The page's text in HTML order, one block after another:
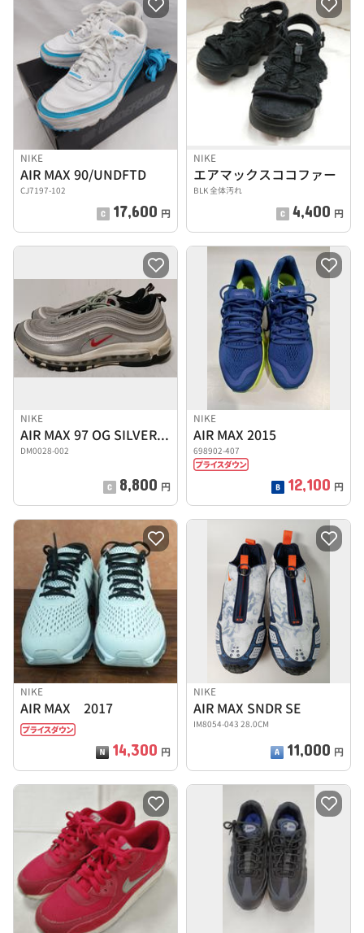
NIKE
AIR MAX 90/UNDFTD
CJ7197-102
17,600 円
NIKE
エアマックスココファー
BLK 全体汚れ
4,400 円
NIKE
AIR MAX 97 OG SILVER BULLET
DM0028-002
8,800 円
NIKE
AIR MAX 2015
698902-407
12,100 円
NIKE
AIR MAX 2017
14,300 円
NIKE
AIR MAX SNDR SE
IM8054-043 28.0CM
11,000 円